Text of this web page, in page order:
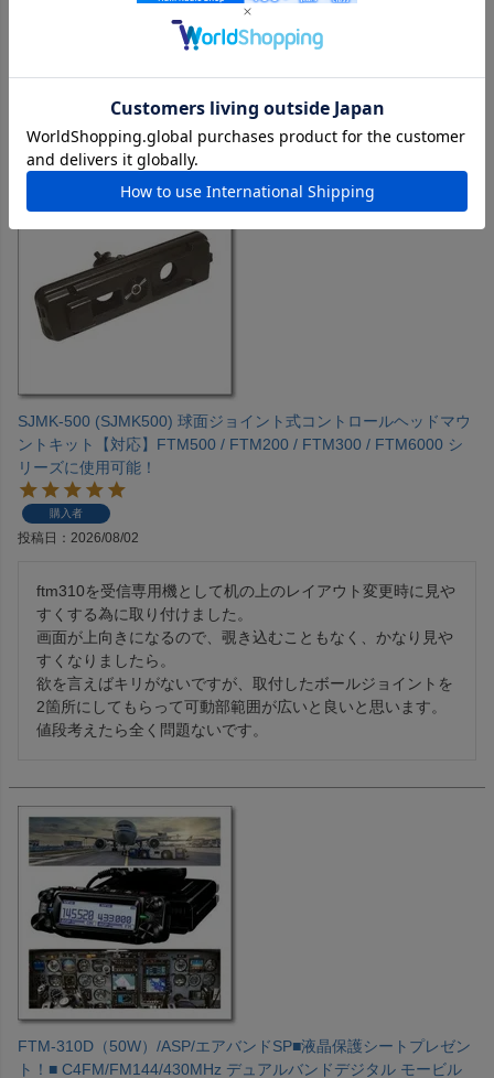
ワザワザ同軸を買ってコネクタを取付の手間を考えたら、今
HFでアンテナのフィルタとチューナー間の接続用に使用で
す。思っていた以上に便利です。
SJMK-500 (SJMK500) 球面ジョイント式コントロールヘッドマウ
ントキット【対応】FTM500 / FTM200 / FTM300 / FTM6000 シ
リーズに使用可能！
購入者
投稿日 2026/08/02
ftm310を受信専用機として机の上のレイアウト変更時に見や
すくする為に取り付けました。
画面が上向きになるので、覗き込むこともなく、かなり見や
すくなりましたら。
欲を言えばキリがないですが、取付したボールジョイントを
2箇所にしてもらって可動部範囲が広いと良いと思います。
値段考えたら全く問題ないです。
FTM-310D（50W）/ASP/エアバンドSP■液晶保護シートプレゼン
ト！■ C4FM/FM144/430MHz デュアルバンドデジタル モービル